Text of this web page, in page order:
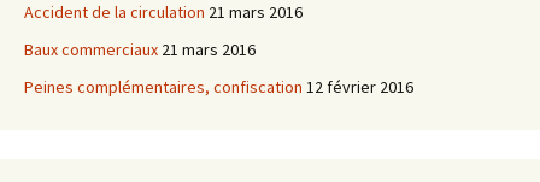
Accident de la circulation 21 mars 2016
Baux commerciaux 21 mars 2016
Peines complémentaires, confiscation 12 février 2016